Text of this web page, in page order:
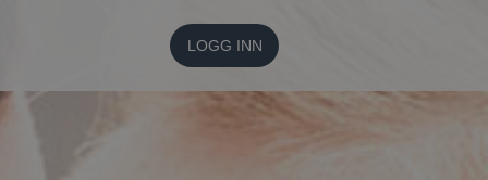
LOGG INN